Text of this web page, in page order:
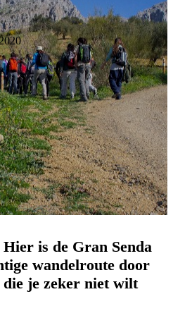
is de Gran Senda
wandelroute door
je zeker niet wilt